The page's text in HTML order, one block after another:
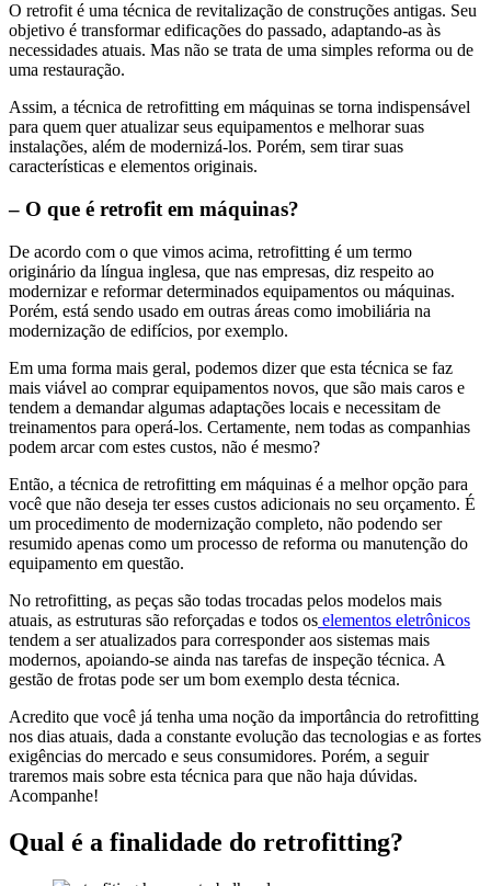
O retrofit é uma técnica de revitalização de construções antigas. Seu
objetivo é transformar edificações do passado, adaptando-as às
necessidades atuais. Mas não se trata de uma simples reforma ou de
uma restauração.
Assim, a técnica de retrofitting em máquinas se torna indispensável
para quem quer atualizar seus equipamentos e melhorar suas
instalações, além de modernizá-los. Porém, sem tirar suas
características e elementos originais.
– O que é retrofit em máquinas?
De acordo com o que vimos acima, retrofitting é um termo
originário da língua inglesa, que nas empresas, diz respeito ao
modernizar e reformar determinados equipamentos ou máquinas.
Porém, está sendo usado em outras áreas como imobiliária na
modernização de edifícios, por exemplo.
Em uma forma mais geral, podemos dizer que esta técnica se faz
mais viável ao comprar equipamentos novos, que são mais caros e
tendem a demandar algumas adaptações locais e necessitam de
treinamentos para operá-los. Certamente, nem todas as companhias
podem arcar com estes custos, não é mesmo?
Então, a técnica de retrofitting em máquinas é a melhor opção para
você que não deseja ter esses custos adicionais no seu orçamento. É
um procedimento de modernização completo, não podendo ser
resumido apenas como um processo de reforma ou manutenção do
equipamento em questão.
No retrofitting, as peças são todas trocadas pelos modelos mais
atuais, as estruturas são reforçadas e todos os elementos eletrônicos
tendem a ser atualizados para corresponder aos sistemas mais
modernos, apoiando-se ainda nas tarefas de inspeção técnica. A
gestão de frotas pode ser um bom exemplo desta técnica.
Acredito que você já tenha uma noção da importância do retrofitting
nos dias atuais, dada a constante evolução das tecnologias e as fortes
exigências do mercado e seus consumidores. Porém, a seguir
traremos mais sobre esta técnica para que não haja dúvidas.
Acompanhe!
Qual é a finalidade do retrofitting?